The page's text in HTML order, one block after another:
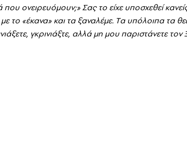
ονειρευόμουν;» Σας το είχε υποσχεθεί
με το «έκανα» και τα ξαναλέμε. Tα υπόλοιπα
γκρινιάξτε, αλλά μη μου παριστάνετε